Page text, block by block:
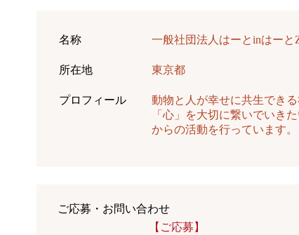
名称 一般社団法人はーとinはーと
所在地 東京都
プロフィール
動物と人が幸せに共生でき
「心」を大切に繋いでいき
からの活動を行っています。
ご応募・お問い合わせ
【ご応募】